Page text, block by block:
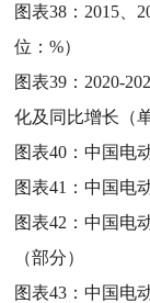
图表38： 2015、
位：%）
图表39： 2020-
化及同比增长（
图表40：中国电
图表41：中国电
图表42：中国电
（部分）
图表43：中国电